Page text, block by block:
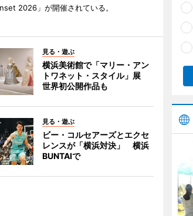
2026」が開催されている。
見る・遊ぶ
横浜美術館で「マリー・アン
トワネット・スタイル」展
世界初公開作品も
見る・遊ぶ
ビー・コルセアーズとエクセ
レンスが「横浜対決」 横浜
BUNTAIで